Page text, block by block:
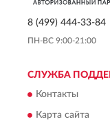
8 (499) 444-33-84
ПН-ВС 9:00-21:00
СЛУЖБА
Контакты
Карта сайта